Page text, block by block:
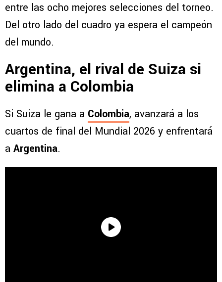
entre las ocho mejores selecciones del torneo.
Del otro lado del cuadro ya espera el campeón
del mundo.
Argentina, el rival de Suiza si
elimina a Colombia
Si Suiza le gana a Colombia, avanzará a los
cuartos de final del Mundial 2026 y enfrentará
a Argentina.